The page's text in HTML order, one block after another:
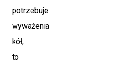
potrzebuje
wyważenia
kół,
to